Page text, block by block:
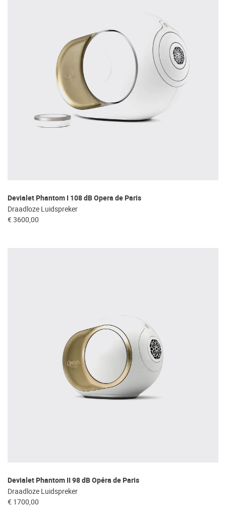
Devialet Phantom I 108 dB Opera de Paris
Draadloze Luidspreker
€ 3600,00
Devialet Phantom II 98 dB Opéra de Paris
Draadloze Luidspreker
€ 1700,00